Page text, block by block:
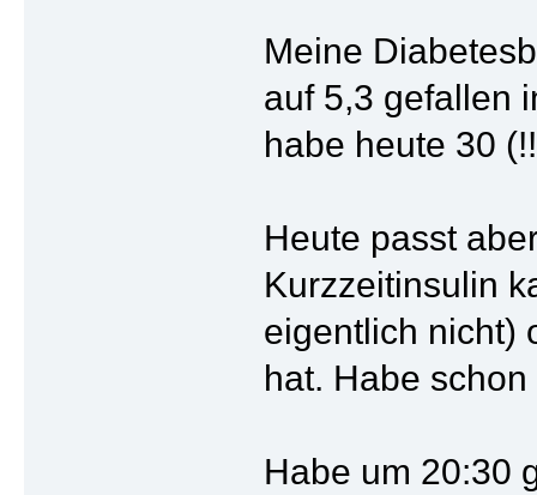
Meine
auf 5,3 gefallen
habe heute 30
Heute passt
Kurzzeitinsulin
eigentlich nicht)
hat. Habe
Habe um 20:30